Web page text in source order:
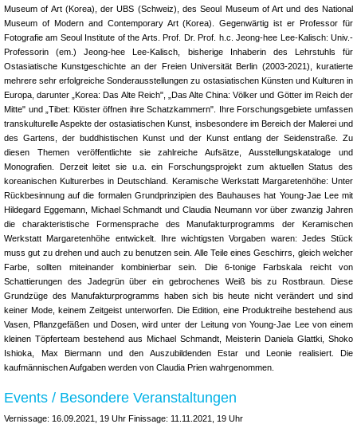
Museum of Art (Korea), der UBS (Schweiz), des Seoul Museum of Art und des National
Museum of Modern and Contemporary Art (Korea). Gegenwärtig ist er Professor für
Fotografie am Seoul Institute of the Arts. Prof. Dr. Prof. h.c. Jeong-hee Lee-Kalisch: Univ.-
Professorin (em.) Jeong-hee Lee-Kalisch, bisherige Inhaberin des Lehrstuhls für
Ostasiatische Kunstgeschichte an der Freien Universität Berlin (2003-2021), kuratierte
mehrere sehr erfolgreiche Sonderausstellungen zu ostasiatischen Künsten und Kulturen in
Europa, darunter „Korea: Das Alte Reich", „Das Alte China: Völker und Götter im Reich der
Mitte" und „Tibet: Klöster öffnen ihre Schatzkammern". Ihre Forschungsgebiete umfassen
transkulturelle Aspekte der ostasiatischen Kunst, insbesondere im Bereich der Malerei und
des Gartens, der buddhistischen Kunst und der Kunst entlang der Seidenstraße. Zu
diesen Themen veröffentlichte sie zahlreiche Aufsätze, Ausstellungskataloge und
Monografien. Derzeit leitet sie u.a. ein Forschungsprojekt zum aktuellen Status des
koreanischen Kulturerbes in Deutschland. Keramische Werkstatt Margaretenhöhe: Unter
Rückbesinnung auf die formalen Grundprinzipien des Bauhauses hat Young-Jae Lee mit
Hildegard Eggemann, Michael Schmandt und Claudia Neumann vor über zwanzig Jahren
die charakteristische Formensprache des Manufakturprogramms der Keramischen
Werkstatt Margaretenhöhe entwickelt. Ihre wichtigsten Vorgaben waren: Jedes Stück
muss gut zu drehen und auch zu benutzen sein. Alle Teile eines Geschirrs, gleich welcher
Farbe, sollten miteinander kombinierbar sein. Die 6-tonige Farbskala reicht von
Schattierungen des Jadegrün über ein gebrochenes Weiß bis zu Rostbraun. Diese
Grundzüge des Manufakturprogramms haben sich bis heute nicht verändert und sind
keiner Mode, keinem Zeitgeist unterworfen. Die Edition, eine Produktreihe bestehend aus
Vasen, Pflanzgefäßen und Dosen, wird unter der Leitung von Young-Jae Lee von einem
kleinen Töpferteam bestehend aus Michael Schmandt, Meisterin Daniela Glattki, Shoko
Ishioka, Max Biermann und den Auszubildenden Estar und Leonie realisiert. Die
kaufmännischen Aufgaben werden von Claudia Prien wahrgenommen.
Events / Besondere Veranstaltungen
Vernissage: 16.09.2021, 19 Uhr Finissage: 11.11.2021, 19 Uhr